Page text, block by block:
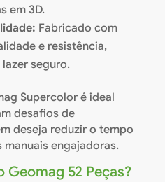
em 3D.
Fabricado com
e resistência,
seguro.
Supercolor é ideal
desafios de
deseja reduzir o tempo
engajadoras.
Geomag 52 Peças?